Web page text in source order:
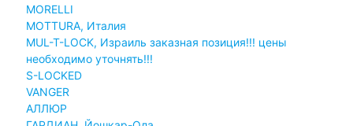
MORELLI
MOTTURA, Италия
MUL-T-LOCK, Израиль заказная позиция!!! цены
необходимо уточнять!!!
S-LOCKED
VANGER
АЛЛЮР